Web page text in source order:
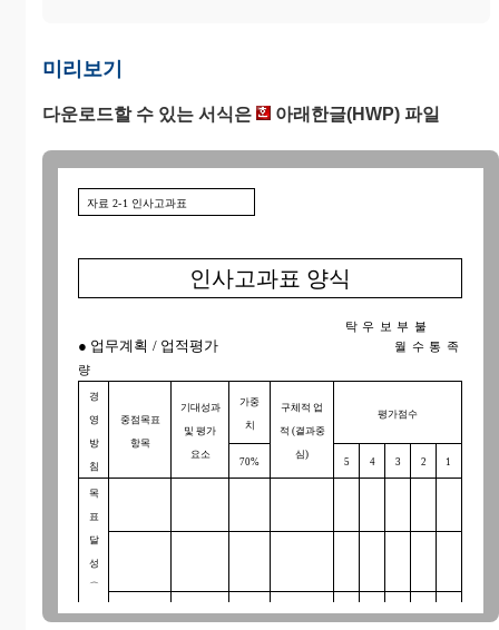
미리보기
다운로드할 수 있는 서식은 아래한글(HWP) 파일
자료 2-1 인사고과표
인사고과표 양식
탁우보부불
● 업무계획 / 업적평가
월수통족
량
경
영
방
침
중점목표
항목
기대성과
및 평가
요소
가중
치
구체적 업
적 (결과중
심)
평가점수
70% 5 4 3 2 1
목
표
달
성
⌒